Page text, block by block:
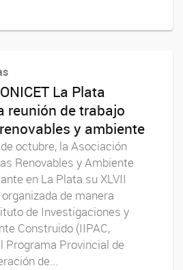
La Plata
reunión de trabajo
y ambiente
octubre, la Asociación
Renovables y Ambiente
en La Plata su XLVII
de manera
de Investigaciones y
Construido (IIPAC,
Programa Provincial de
de...